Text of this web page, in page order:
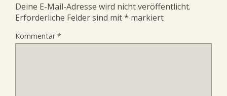
Deine E-Mail-Adresse wird nicht veröffentlicht.
Erforderliche Felder sind mit* markiert
Kommentar*